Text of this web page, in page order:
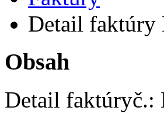
Detail faktúry
Obsah
Detail faktúryč.: